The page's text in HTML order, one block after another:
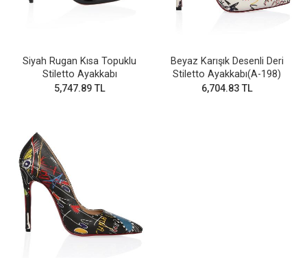
Siyah Rugan Kısa Topuklu
Stiletto Ayakkabı
5,747.89 TL
Beyaz Karışık Desenli Deri
Stiletto Ayakkabı(A-198)
6,704.83 TL